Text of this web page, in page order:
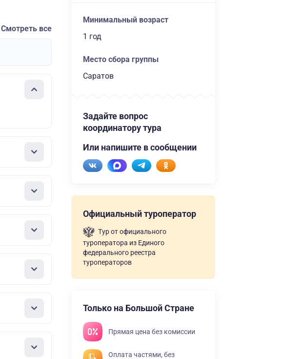
Смотреть все
Минимальный возраст
1 год
Место сбора группы
Саратов
Задайте вопрос
координатору тура
Или напишите в сообщении
Официальный туроператор
Тур от официального
туроператора из Единого
федерального реестра
туроператоров
Только на Большой Стране
Прямая цена без комиссии
Оплата частями, без